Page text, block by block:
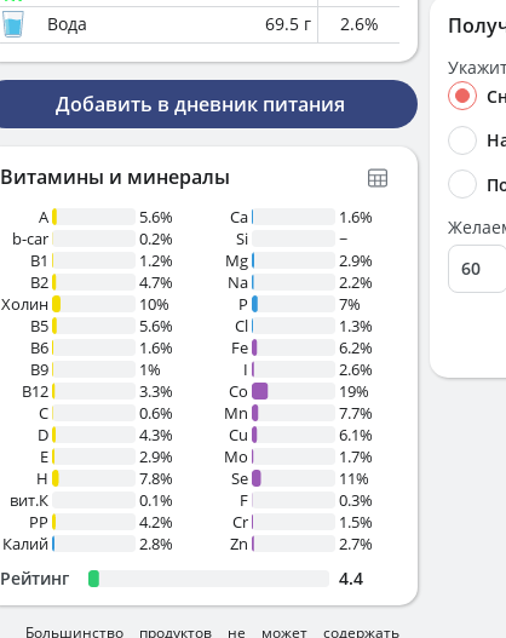
Вода
69.5 г 2.6%
Добавить в дневник питания
Витамины и минералы
A
5.6%
b-car
0.2%
В1
1.2%
B2
4.7%
Холин
10%
B5
5.6%
B6
1.6%
B9
1%
B12
3.3%
C
0.6%
D
4.3%
E
2.9%
H
7.8%
вит.К
0.1%
PP
4.2%
Калий
2.8%
Ca
1.6%
Si
~
Mg
2.9%
Na
2.2%
P
7%
Cl
1.3%
Fe
6.2%
I
2.6%
Co
19%
Mn
7.7%
Cu
6.1%
Mo
1.7%
Se
11%
F
0.3%
Cr
1.5%
Zn
2.7%
Рейтинг 4.4
Большинство продуктов не может содержать